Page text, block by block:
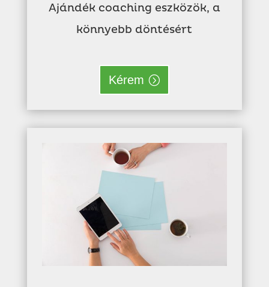
Ajándék coaching eszközök, a
könnyebb döntésért
Kérem